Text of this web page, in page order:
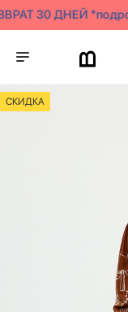
30 ДНЕЙ
СКИДКА